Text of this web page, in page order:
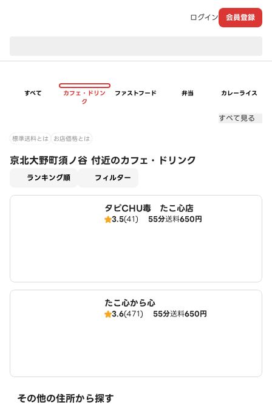
ログイン 会員登録
すべて
カフェ・ドリン
ク
ファストフード 弁当 カレーライス
すべて見る
標準送料とは お店価格とは
京北大野町須ノ谷 付近のカフェ・ドリンク
ランキング順 フィルター
タピCHU毒 たこ心店
3.5(41) 55分送料650円
たこ心から心
3.6(471) 55分送料650円
その他の住所から探す